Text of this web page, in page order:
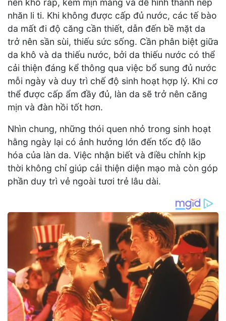
nhăn li ti. Khi không được cấp đủ nước, các tế bào
da mất đi độ căng cần thiết, dẫn đến bề mặt da
trở nên sần sùi, thiếu sức sống. Cần phân biệt giữa
da khô và da thiếu nước, bởi da thiếu nước có thể
cải thiện đáng kể thông qua việc bổ sung đủ nước
mỗi ngày và duy trì chế độ sinh hoạt hợp lý. Khi cơ
thể được cấp ẩm đầy đủ, làn da sẽ trở nên căng
mịn và đàn hồi tốt hơn.
Nhìn chung, những thói quen nhỏ trong sinh hoạt
hằng ngày lại có ảnh hưởng lớn đến tốc độ lão
hóa của làn da. Việc nhận biết và điều chỉnh kịp
thời không chỉ giúp cải thiện diện mạo mà còn góp
phần duy trì vẻ ngoài tươi trẻ lâu dài.